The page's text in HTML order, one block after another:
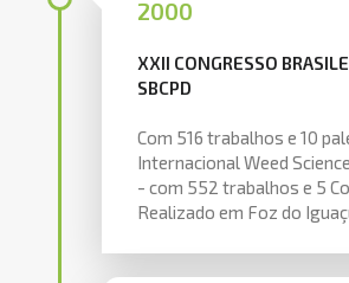
2000
XXII CONGRESSO
SBCPD
Com 516 trabalhos e 10
Internacional Weed
- com 552 trabalhos e 5
Realizado em Foz do